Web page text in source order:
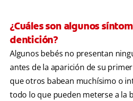
¿Cuáles son algunos
dentición?
Algunos bebés no presentan
antes de la aparición de su
que otros babean muchísimo o
todo lo que pueden meterse a la